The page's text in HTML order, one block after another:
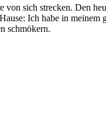
von sich strecken. Den
Ich habe in
schmökern.